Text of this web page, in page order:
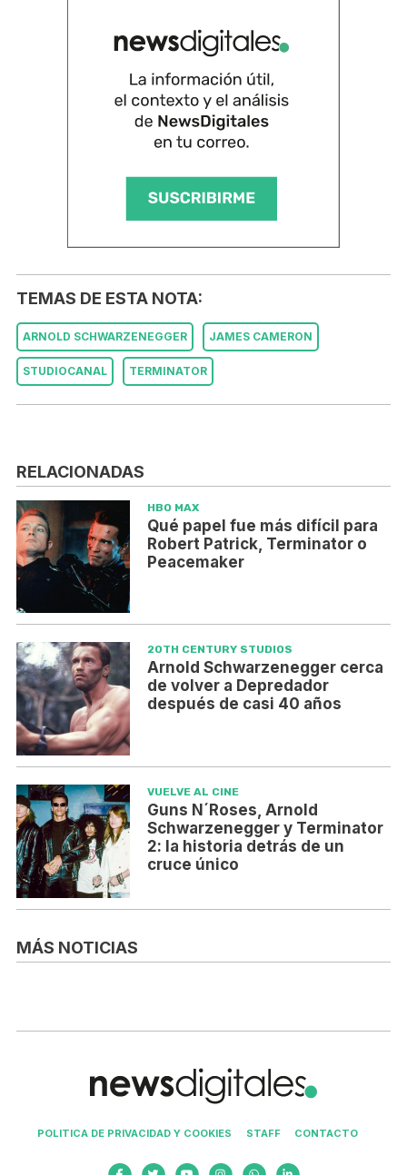
TEMAS DE ESTA NOTA:
ARNOLD SCHWARZENEGGER JAMES CAMERON
STUDIOCANAL TERMINATOR
RELACIONADAS
HBO MAX
Qué papel fue más difícil para
Robert Patrick, Terminator o
Peacemaker
20TH CENTURY STUDIOS
Arnold Schwarzenegger cerca
de volver a Depredador
después de casi 40 años
VUELVE AL CINE
Guns N´Roses, Arnold
Schwarzenegger y Terminator
2: la historia detrás de un
cruce único
MÁS NOTICIAS
POLITICA DE PRIVACIDAD Y COOKIES STAFF CONTACTO